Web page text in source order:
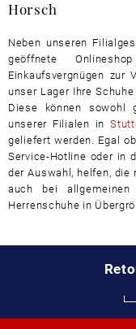
Horsch
Neben unseren
geöffnete
Einkaufsvergnügen zur
unser Lager Ihre
Diese können sowohl
unserer Filialen in
geliefert werden. Egal
Service-Hotline oder in
der Auswahl, helfen, die
auch bei
Herrenschuhe in